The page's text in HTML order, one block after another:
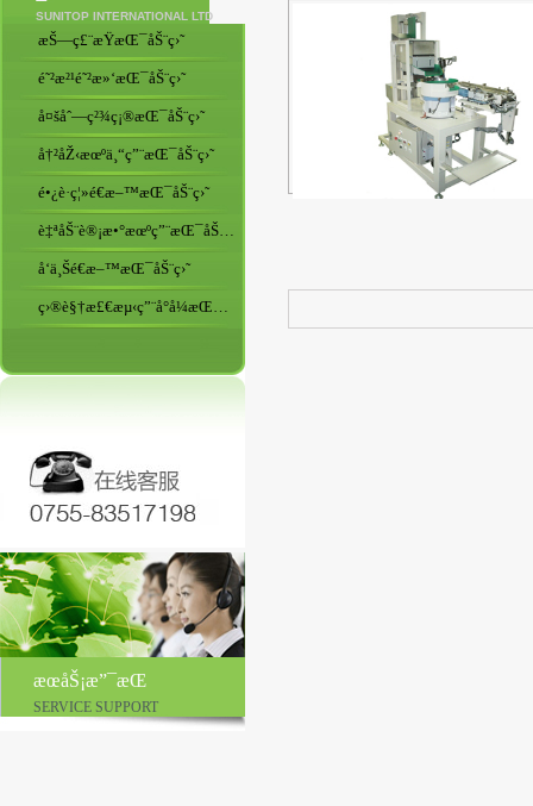
SUNITOP INTERNATIONAL LTD
æŠ—ç£¨æŸæŒ¯åŠ¨ç›˜
é˜²æ²¹é˜²æ»‘æŒ¯åŠ¨ç›˜
å¤šåˆ—ç²¾ç¡®æŒ¯åŠ¨ç›˜
å†²åŽ‹æœºä¸“ç”¨æŒ¯åŠ¨ç›˜
é•¿è·ç¦»é€æ–™æŒ¯åŠ¨ç›˜
è‡ªåŠ¨è®¡æ•°æœºç”¨æŒ¯åŠ¨ç›˜
å‘ä¸Šé€æ–™æŒ¯åŠ¨ç›˜
ç›®è§†æ£€æµ‹ç”¨å°å¼æŒ¯åŠ¨ç›˜
æœåŠ¡æ”¯æŒ
SERVICE SUPPORT